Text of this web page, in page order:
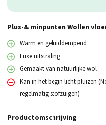
Plus-& minpunten Wollen
Warm en geluiddempend
Luxe uitstraling
Gemaakt van natuurlijke wol
Kan in het begin licht pluizen
regelmatig stofzuigen)
Productomschrijving